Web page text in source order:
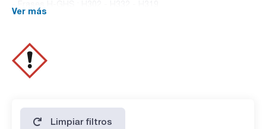
- Frases P-GHS: P261 - P280 - P321 - P301+P312 -
ESPECIFICACIONES
contenido (G.C.): min. 99 %
identidad (IR-spectrum): pasa test
densidad(20º/4º): 1,045 - 1,047
Ver más
Limpiar filtros